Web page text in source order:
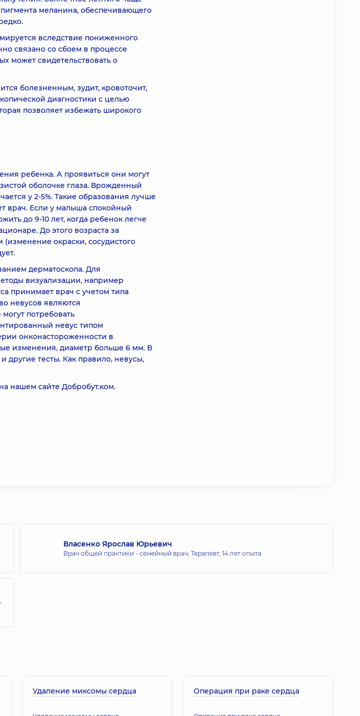
меланина, обеспечивающего
вследствие пониженного
связано со сбоем в процессе
может свидетельствовать о
болезненным, зудит, кровоточит,
диагностики с целью
позволяет избежать широкого
ребенка. А проявиться они могут
оболочке глаза. Врожденный
у 2-5%. Такие образования лучше
врач. Если у малыша спокойный
до 9-10 лет, когда ребенок легче
До этого возраста за
окраски, сосудистого
дерматоскопа. Для
визуализации, например
принимает врач с учетом типа
невусов являются
потребовать
невус типом
онконастороженности в
изменения, диаметр больше 6 мм. В
другие тесты. Как правило, невусы,
нашем сайте Добробут.ком.
Власенко Ярослав Юрьевич
Врач общей практики - семейный врач; Терапевт, 14 лет опыта
Удаление миксомы сердца Операция при раке сердца